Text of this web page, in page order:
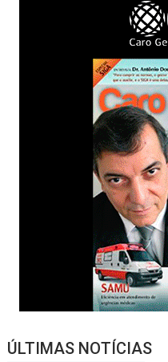
ÚLTIMAS NOTÍCIAS